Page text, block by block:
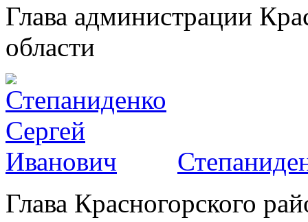
Глава администрации
области
Глава Красногорского